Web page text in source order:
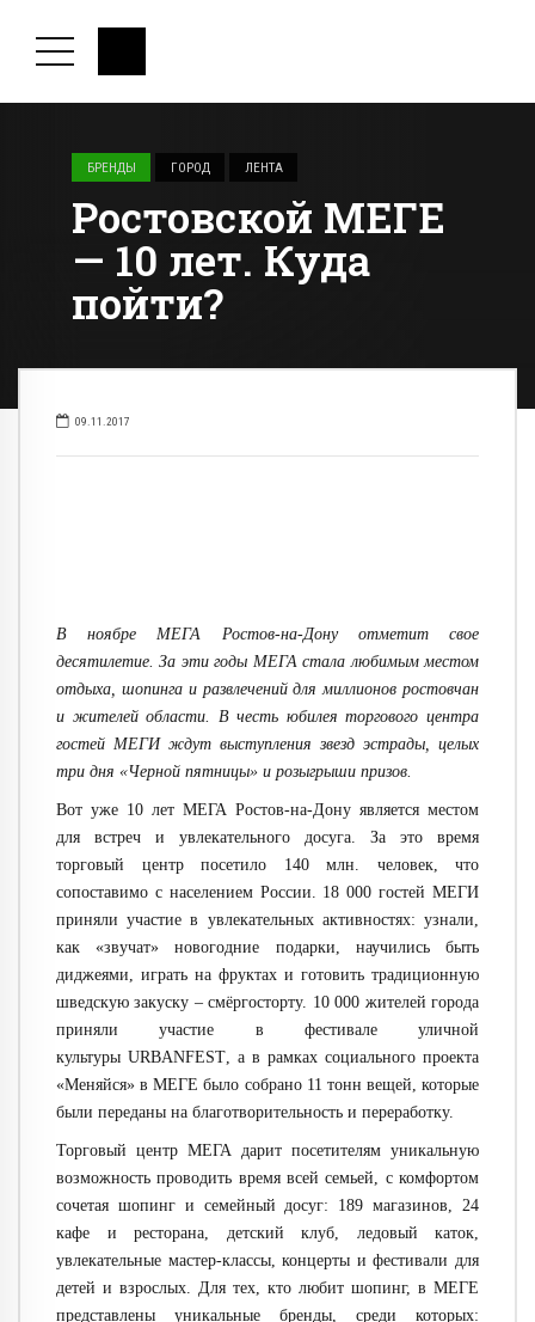
БРЕНДЫ ГОРОД ЛЕНТА
Ростовской МЕГЕ
— 10 лет. Куда
пойти?
09.11.2017
В ноябре МЕГА Ростов-на-Дону отметит свое
десятилетие. За эти годы МЕГА стала любимым местом
отдыха, шопинга и развлечений для миллионов ростовчан
и жителей области. В честь юбилея торгового центра
гостей МЕГИ ждут выступления звезд эстрады, целых
три дня «Черной пятницы» и розыгрыши призов.
Вот уже 10 лет МЕГА Ростов-на-Дону является местом
для встреч и увлекательного досуга. За это время
торговый центр посетило 140 млн. человек, что
сопоставимо с населением России. 18 000 гостей МЕГИ
приняли участие в увлекательных активностях: узнали,
как «звучат» новогодние подарки, научились быть
диджеями, играть на фруктах и готовить традиционную
шведскую закуску – смёргосторту. 10 000 жителей города
приняли участие в фестивале уличной
культуры URBANFEST, а в рамках социального проекта
«Меняйся» в МЕГЕ было собрано 11 тонн вещей, которые
были переданы на благотворительность и переработку.
Торговый центр МЕГА дарит посетителям уникальную
возможность проводить время всей семьей, с комфортом
сочетая шопинг и семейный досуг: 189 магазинов, 24
кафе и ресторана, детский клуб, ледовый каток,
увлекательные мастер-классы, концерты и фестивали для
детей и взрослых. Для тех, кто любит шопинг, в МЕГЕ
представлены уникальные бренды, среди которых: